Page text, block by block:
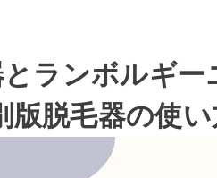
ランボルギ
版脱毛器の使い